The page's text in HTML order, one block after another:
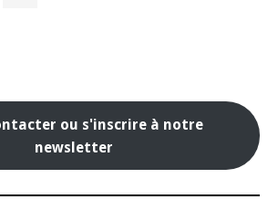
ou s'inscrire à notre
newsletter